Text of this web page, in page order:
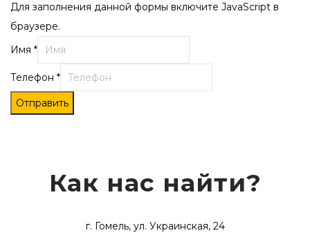
Для заполнения данной формы включите JavaScript в
браузере.
Имя *
Телефон *
Отправить
Как нас найти?
г. Гомель, ул. Украинская, 24